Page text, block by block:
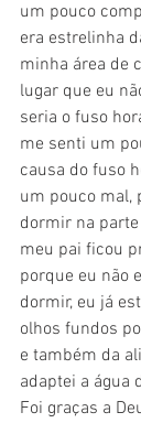
um pouco
era estrelinha
minha área de
lugar que eu
seria o fuso
me senti um
causa do fuso
um pouco mal,
dormir na
meu pai ficou
porque eu não
dormir, eu já
olhos fundos
e também da
adaptei a água
Foi graças a